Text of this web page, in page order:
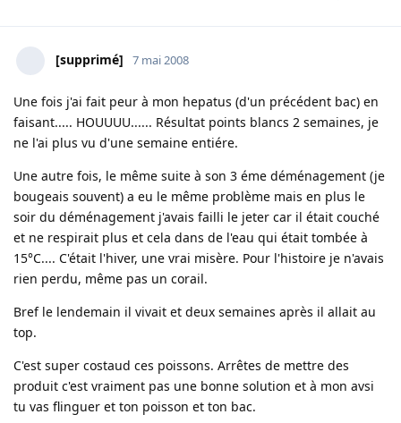
[supprimé] 7 mai 2008
Une fois j'ai fait peur à mon hepatus (d'un précédent bac) en
faisant..... HOUUUU...... Résultat points blancs 2 semaines, je
ne l'ai plus vu d'une semaine entiére.
Une autre fois, le même suite à son 3 éme déménagement (je
bougeais souvent) a eu le même problème mais en plus le
soir du déménagement j'avais failli le jeter car il était couché
et ne respirait plus et cela dans de l'eau qui était tombée à
15°C.... C'était l'hiver, une vrai misère. Pour l'histoire je n'avais
rien perdu, même pas un corail.
Bref le lendemain il vivait et deux semaines après il allait au
top.
C'est super costaud ces poissons. Arrêtes de mettre des
produit c'est vraiment pas une bonne solution et à mon avsi
tu vas flinguer et ton poisson et ton bac.